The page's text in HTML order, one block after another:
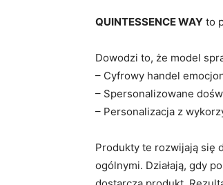
QUINTESSENCE WAY to
Dowodzi to, że model
– Cyfrowy handel
– Spersonalizowane
– Personalizacja z
Produkty te rozwijają się
ogólnymi. Działają, gdy